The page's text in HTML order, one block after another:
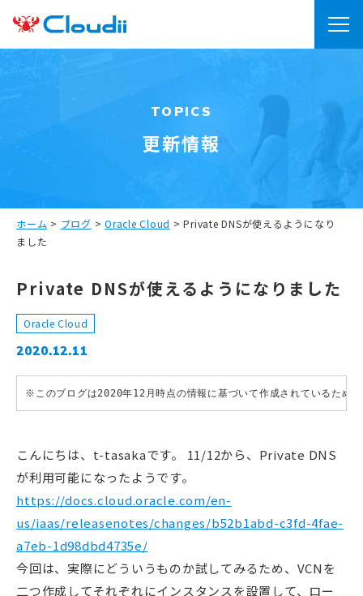
TOPICS
更新情報
ホーム > ブログ > Oracle Cloud >Private DNSが使えるようになり
ました
Private DNSが使えるようになりました
Oracle Cloud
2020.12.11
※このブログは2020年12月時点の情報に基づいて作成されているため
こんにちは、t-tasakaです。 11/12から、Private DNS
が利用可能になったようです。
https://docs.cloud.oracle.com/en-
us/iaas/releasenotes/changes/b52b1abd-c3fd-4fae-
a7eb-1d98dbd4735e/
今回は、実際にどういうものか試してみるため、VCNを
二つ作成してそれぞれにインスタンスを設置して、ロー